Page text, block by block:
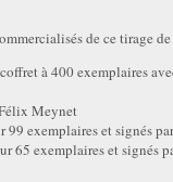
de ce tirage
à 400 exemplaires
Meynet
99 exemplaires et signés
65 exemplaires et signés